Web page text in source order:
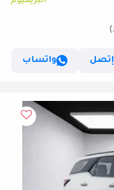
إتصل
واتساب